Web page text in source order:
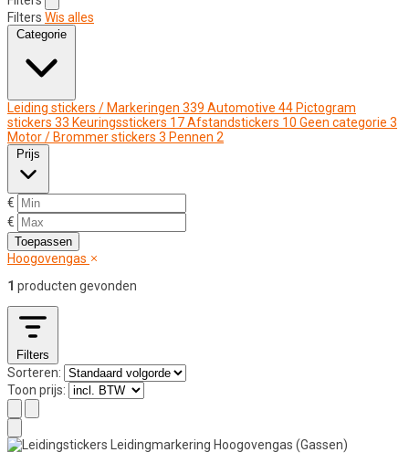
Filters Wis alles
Categorie
Leiding stickers / Markeringen 339 Automotive 44 Pictogram
stickers 33 Keuringsstickers 17Afstandstickers 10 Geen categorie 3
Motor / Brommer stickers 3 Pennen 2
Prijs
€
€
Toepassen
Hoogovengas
1 producten gevonden
Filters
Sorteren:
Toon prijs: